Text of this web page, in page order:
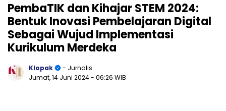
PembaTIK dan Kihajar STEM 2024:
Bentuk Inovasi Pembelajaran Digital
Sebagai Wujud Implementasi
Kurikulum Merdeka
Klopak
- Jurnalis
Jumat, 14 Juni 2024- 06:26 WIB